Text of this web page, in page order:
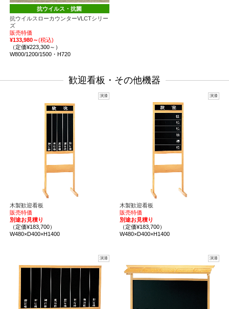
抗ウイルス・抗菌
抗ウイルスローカウンターVLCTシリー
ズ
販売特価
¥133,980～(税込)
（定価¥223,300～）
W800/1200/1500・H720
歓迎看板・その他機器
演漆
木製歓迎看板
販売特価
別途お見積り
（定価¥183,700）
W480×D400×H1400
演漆
木製歓迎看板
販売特価
別途お見積り
（定価¥183,700）
W480×D400×H1400
演漆 演漆